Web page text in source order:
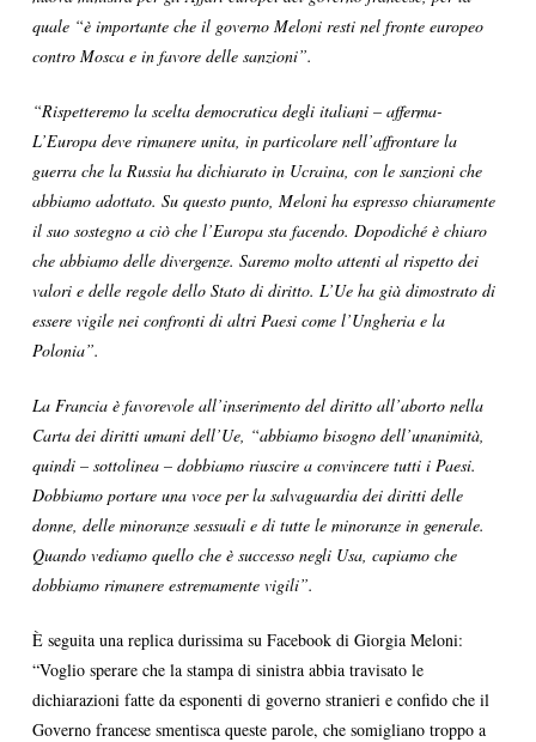
quale “è importante che il governo Meloni resti nel fronte europeo
contro Mosca e in favore delle sanzioni”.
“Rispetteremo la scelta democratica degli italiani – afferma-
L’Europa deve rimanere unita, in particolare nell’affrontare la
guerra che la Russia ha dichiarato in Ucraina, con le sanzioni che
abbiamo adottato. Su questo punto, Meloni ha espresso chiaramente
il suo sostegno a ciò che l’Europa sta facendo. Dopodiché è chiaro
che abbiamo delle divergenze. Saremo molto attenti al rispetto dei
valori e delle regole dello Stato di diritto. L’Ue ha già dimostrato di
essere vigile nei confronti di altri Paesi come l’Ungheria e la
Polonia”.
La Francia è favorevole all’inserimento del diritto all’aborto nella
Carta dei diritti umani dell’Ue, “abbiamo bisogno dell’unanimità,
quindi – sottolinea – dobbiamo riuscire a convincere tutti i Paesi.
Dobbiamo portare una voce per la salvaguardia dei diritti delle
donne, delle minoranze sessuali e di tutte le minoranze in generale.
Quando vediamo quello che è successo negli Usa, capiamo che
dobbiamo rimanere estremamente vigili”.
È seguita una replica durissima su Facebook di Giorgia Meloni:
“Voglio sperare che la stampa di sinistra abbia travisato le
dichiarazioni fatte da esponenti di governo stranieri e confido che il
Governo francese smentisca queste parole, che somigliano troppo a